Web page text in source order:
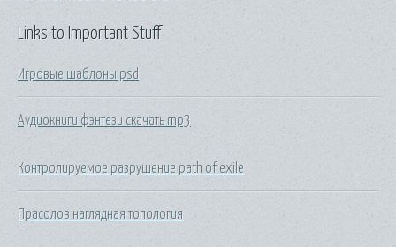
Links to Important Stuff
Игровые шаблоны psd
Аудиокниги фэнтези скачать mp3
Контролируемое разрушение path of exile
Прасолов наглядная топология